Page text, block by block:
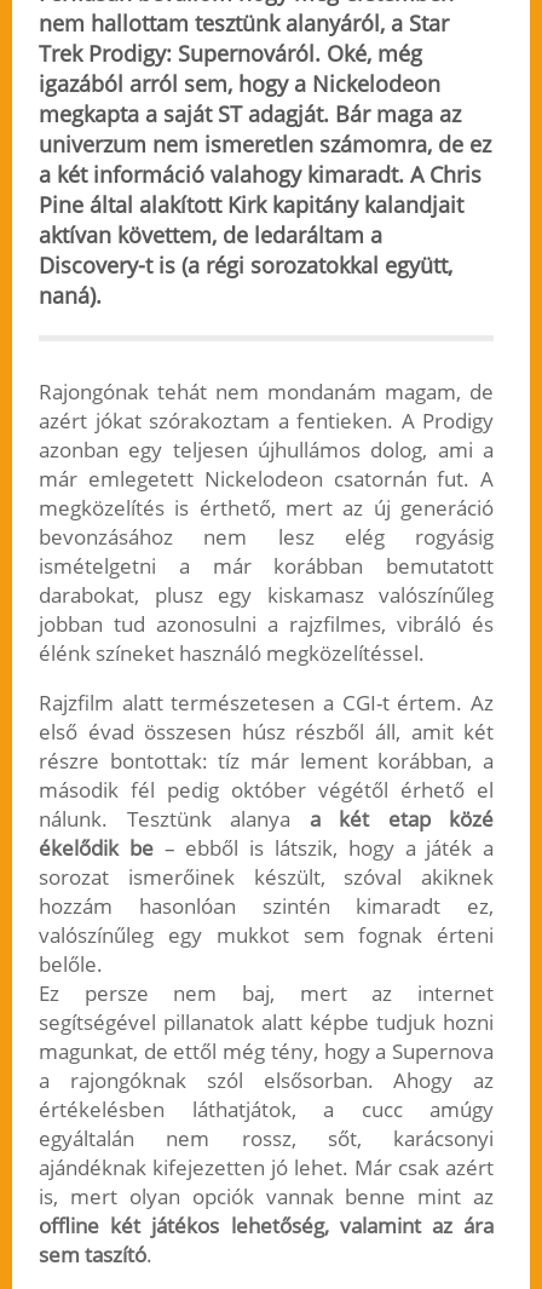
nem hallottam tesztünk alanyáról, a Star
Trek Prodigy: Supernováról. Oké, még
igazából arról sem, hogy a Nickelodeon
megkapta a saját ST adagját. Bár maga az
univerzum nem ismeretlen számomra, de ez
a két információ valahogy kimaradt. A Chris
Pine által alakított Kirk kapitány kalandjait
aktívan követtem, de ledaráltam a
Discovery-t is (a régi sorozatokkal együtt,
naná).
Rajongónak tehát nem mondanám magam, de
azért jókat szórakoztam a fentieken. A Prodigy
azonban egy teljesen újhullámos dolog, ami a
már emlegetett Nickelodeon csatornán fut. A
megközelítés is érthető, mert az új generáció
bevonzásához nem lesz elég rogyásig
ismételgetni a már korábban bemutatott
darabokat, plusz egy kiskamasz valószínűleg
jobban tud azonosulni a rajzfilmes, vibráló és
élénk színeket használó megközelítéssel.
Rajzfilm alatt természetesen a CGI-t értem. Az
első évad összesen húsz részből áll, amit két
részre bontottak: tíz már lement korábban, a
második fél pedig október végétől érhető el
nálunk. Tesztünk alanya a két etap közé
ékelődik be– ebből is látszik, hogy a játék a
sorozat ismerőinek készült, szóval akiknek
hozzám hasonlóan szintén kimaradt ez,
valószínűleg egy mukkot sem fognak érteni
belőle.
Ez persze nem baj, mert az internet
segítségével pillanatok alatt képbe tudjuk hozni
magunkat, de ettől még tény, hogy a Supernova
a rajongóknak szól elsősorban. Ahogy az
értékelésben láthatjátok, a cucc amúgy
egyáltalán nem rossz, sőt, karácsonyi
ajándéknak kifejezetten jó lehet. Már csak azért
is, mert olyan opciók vannak benne mint az
offline két játékos lehetőség, valamint az ára
sem taszító.